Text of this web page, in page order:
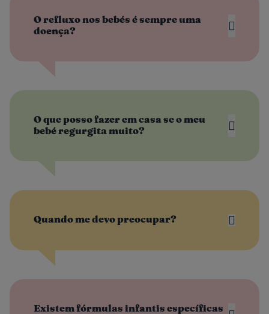
O refluxo nos bebés é sempre uma
doença?
O que posso fazer em casa se o meu
bebé regurgita muito?
Quando me devo preocupar?
Existem fórmulas infantis específicas